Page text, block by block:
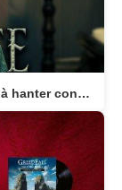
Baptiste : une poupée maudite s'apprête à hanter consoles et PC en 2026